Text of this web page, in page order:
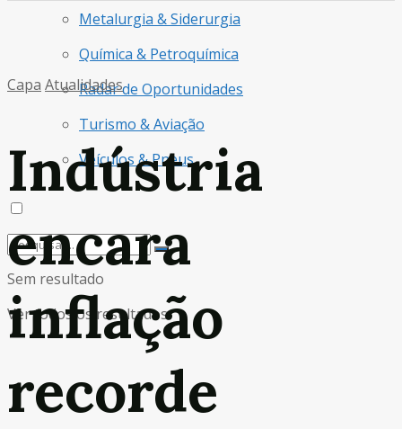
Metalurgia & Siderurgia
Química & Petroquímica
Radar de Oportunidades
Turismo & Aviação
Veículos & Pneus
Sem resultado
Ver todos os resultados
Capa Atualidades
Indústria
encara
inflação
recorde